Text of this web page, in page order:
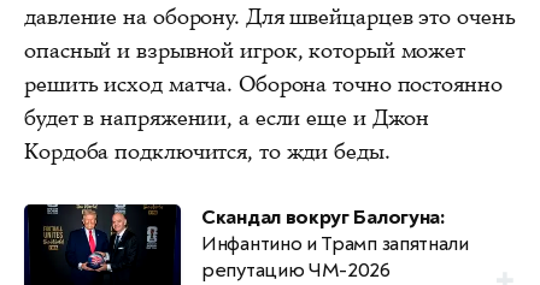
давление на оборону. Для швейцарцев это очень
опасный и взрывной игрок, который может
решить исход матча. Оборона точно постоянно
будет в напряжении, а если еще и Джон
Кордоба подключится, то жди беды.
Скандал вокруг Балогуна:
Инфантино и Трамп запятнали
репутацию ЧМ-2026